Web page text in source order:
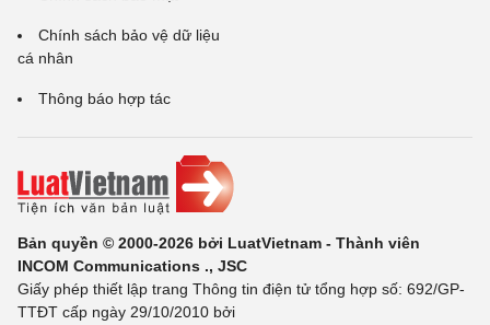
Chính sách bảo vệ dữ liệu
cá nhân
Thông báo hợp tác
Bản quyền © 2000-2026 bởi LuatVietnam - Thành viên
INCOM Communications ., JSC
Giấy phép thiết lập trang Thông tin điện tử tổng hợp số: 692/GP-
TTĐT cấp ngày 29/10/2010 bởi